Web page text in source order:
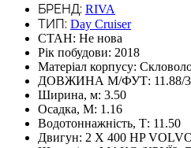
БРЕНД: RIVA
ТИП: Day Cruiser
СТАН: Не нова
Рік побудови: 2018
Матеріал корпусу:
ДОВЖИНА М/ФУТ: 11.88/
Ширина, м: 3.50
Осадка, М: 1.16
Водотоннажність, Т: 11.50
Двигун: 2 X 400 HP